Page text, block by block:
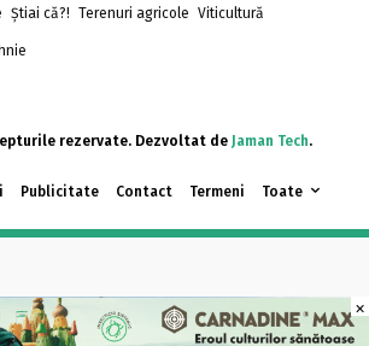
Știai că?! Terenuri agricole Viticultură
rezervate. Dezvoltat de Jaman Tech.
Publicitate Contact Termeni Toate
×
×